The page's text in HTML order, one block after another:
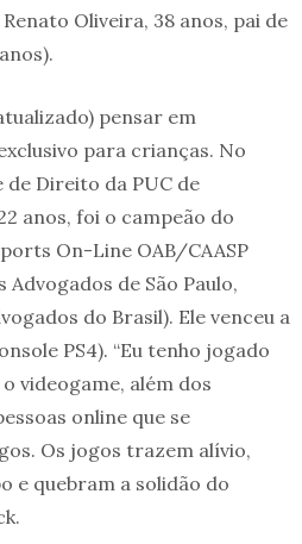
Oliveira, 38 anos, pai de
pensar em
para crianças. No
de Direito da PUC de
anos, foi o campeão do
On-Line OAB/CAASP
Advogados de São Paulo,
do Brasil). Ele venceu a
PS4). “Eu tenho jogado
videogame, além dos
online que se
Os jogos trazem alívio,
e quebram a solidão do